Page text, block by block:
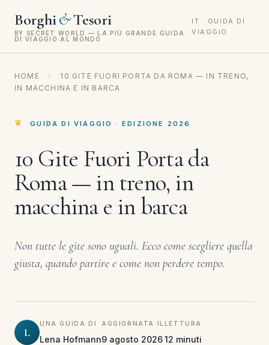
Borghi&Tesori
BY SECRET WORLD — LA PIÙ GRANDE GUIDA
DI VIAGGIO AL MONDO
IT · GUIDA DI
VIAGGIO
HOME ›
10 GITE FUORI PORTA DA ROMA — IN TRENO,
IN MACCHINA E IN BARCA
GUIDA DI VIAGGIO · EDIZIONE 2026
10 Gite Fuori Porta da
Roma — in treno, in
macchina e in barca
Non tutte le gite sono uguali. Ecco come scegliere quella
giusta, quando partire e come non perdere tempo.
L
UNA GUIDA DI
Lena Hofmann
AGGIORNATA IL
9 agosto 2026
LETTURA
12 minuti